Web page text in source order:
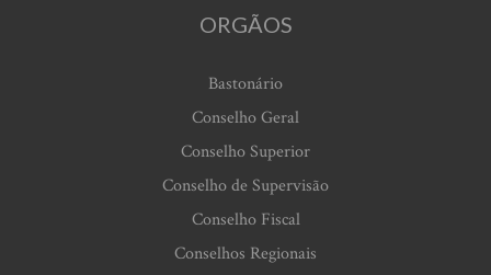
ORGÃOS
Bastonário
Conselho Geral
Conselho Superior
Conselho de Supervisão
Conselho Fiscal
Conselhos Regionais